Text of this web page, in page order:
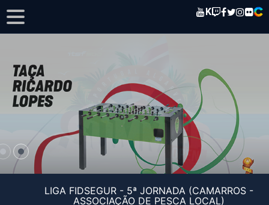
K
LIGA FIDSEGUR - 5ª JORNADA (CAMARROS -
ASSOCIAÇÃO DE PESCA LOCAL)